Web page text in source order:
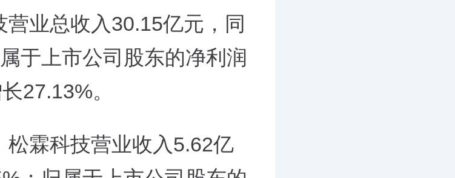
业总收入30.15亿元，同
于上市公司股东的净利润
27.13%。
松霖科技营业收入5.62亿